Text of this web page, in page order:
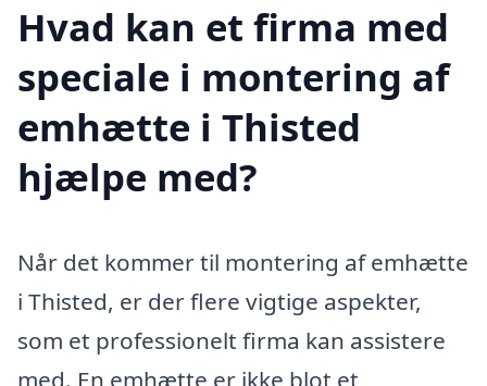
Hvad kan et firma med
speciale i montering af
emhætte i Thisted
hjælpe med?
Når det kommer til montering af emhætte
i Thisted, er der flere vigtige aspekter,
som et professionelt firma kan assistere
med. En emhætte er ikke blot et